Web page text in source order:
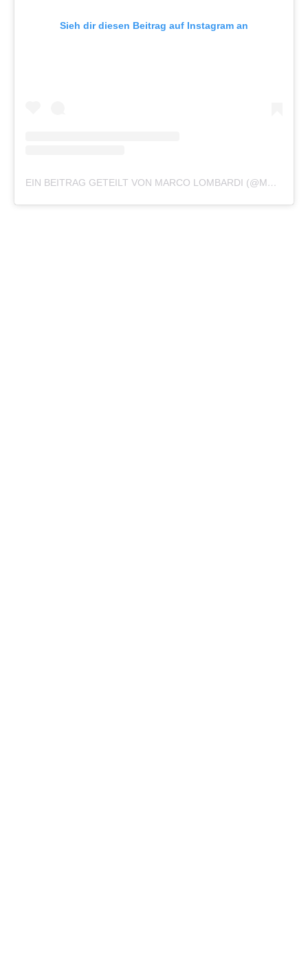
Sieh dir diesen Beitrag auf Instagram an
EIN BEITRAG GETEILT VON MARCO LOMBARDI (@MARCO__LOMBARDI_)